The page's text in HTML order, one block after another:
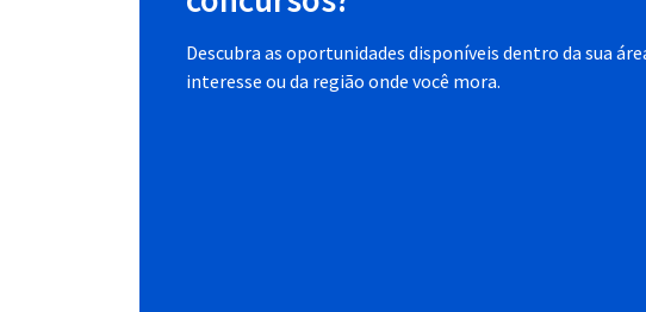
Descubra as oportunidades disponíveis dentro da sua
interesse ou da região onde você mora.